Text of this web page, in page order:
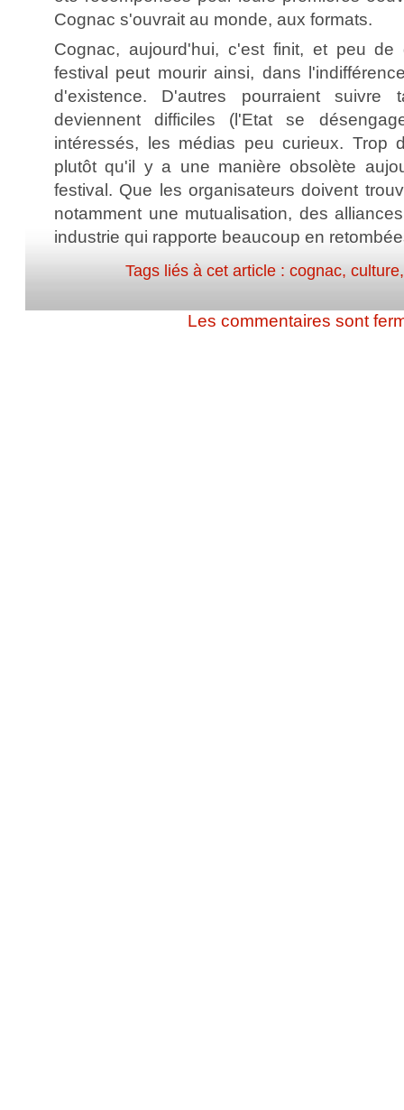
Cognac s'ouvrait au monde, aux formats.
Cognac, aujourd'hui, c'est finit, et peu
festival peut mourir ainsi, dans
d'existence. D'autres pourraient suivre
deviennent difficiles (l'Etat se
intéressés, les médias peu curieux. Trop
plutôt qu'il y a une manière obsolète
festival. Que les organisateurs doivent
notamment une mutualisation, des
industrie qui rapporte beaucoup en
Tags liés à cet article : cognac, culture
Les commentaires sont